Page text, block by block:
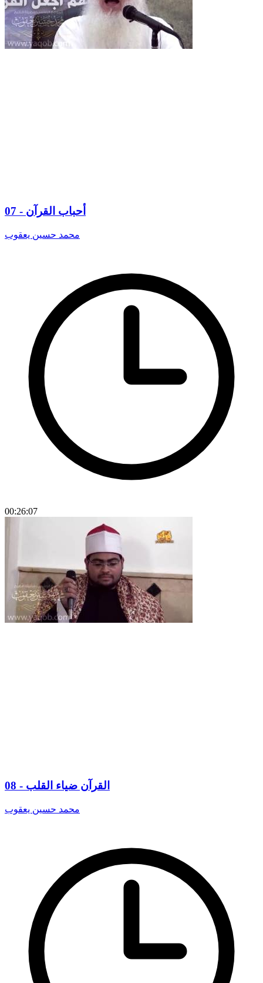
07 - أحباب القرآن
محمد حسين يعقوب
00:26:07
08 - القرآن ضياء القلب
محمد حسين يعقوب